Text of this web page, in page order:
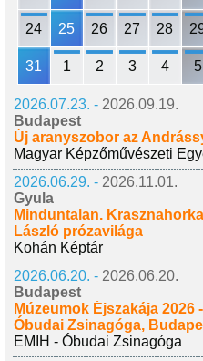
24 25 26 27 28
31 1 2 3 4 5
2026.07.23. - 2026.09.19.
Budapest
Új aranyszobor az
Magyar Képzőművészeti
2026.06.29. - 2026.11.01.
Gyula
Minduntalan.
László prózavilága
Kohán Képtár
2026.06.20. - 2026.06.20.
Budapest
Múzeumok Éjszakája 2026 -
Óbudai Zsinagóga,
EMIH - Óbudai Zsinagóga